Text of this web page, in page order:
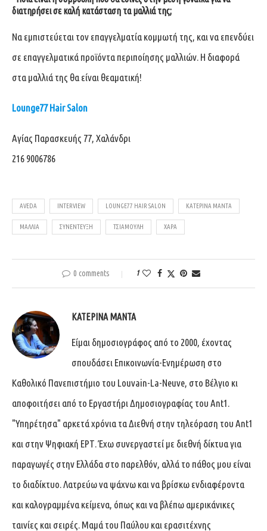
διατηρήσει σε καλή κατάσταση τα μαλλιά της;
Να εμπιστεύεται τον επαγγελματία κομμωτή της, και να επενδύει
σε επαγγελματικά προϊόντα περιποίησης μαλλιών. Η διαφορά
στα μαλλιά της θα είναι θεαματική!
Lounge77 Hair Salon
Αγίας Παρασκευής 77, Χαλάνδρι
216 9006786
AVEDA INTERVIEW LOUNGE77 HAIR SALON ΚΑΤΕΡΊΝΑ ΜΑΝΤΆ
ΜΑΛΛΙΆ ΣΥΝΈΝΤΕΥΞΗ ΤΣΙΑΜΟΎΛΗ ΧΑΡΆ
0 comments 1
ΚΑΤΕΡΊΝΑ ΜΑΝΤΆ
Είμαι δημοσιογράφος από το 2000, έχοντας
σπουδάσει Επικοινωνία-Ενημέρωση στο
Καθολικό Πανεπιστήμιο του Louvain-La-Neuve, στο Βέλγιο κι
αποφοιτήσει από το Εργαστήρι Δημοσιογραφίας του Ant1.
"Υπηρέτησα" αρκετά χρόνια τα Διεθνή στην τηλεόραση του Ant1
και στην Ψηφιακή ΕΡΤ. Έχω συνεργαστεί με διεθνή δίκτυα για
παραγωγές στην Ελλάδα στο παρελθόν, αλλά το πάθος μου είναι
το διαδίκτυο. Λατρεύω να ψάχνω και να βρίσκω ενδιαφέροντα
και καλογραμμένα κείμενα, όπως και να βλέπω αμερικάνικες
ταινίες και σειρές. Μαμά του Παύλου και ερασιτέχνης